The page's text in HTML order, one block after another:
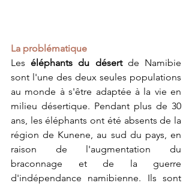
La problématique
Les éléphants du désert de Namibie
sont l'une des deux seules populations
au monde à s'être adaptée à la vie en
milieu désertique. Pendant plus de 30
ans, les éléphants ont été absents de la
région de Kunene, au sud du pays, en
raison de l'augmentation du
braconnage et de la guerre
d'indépendance namibienne. Ils sont